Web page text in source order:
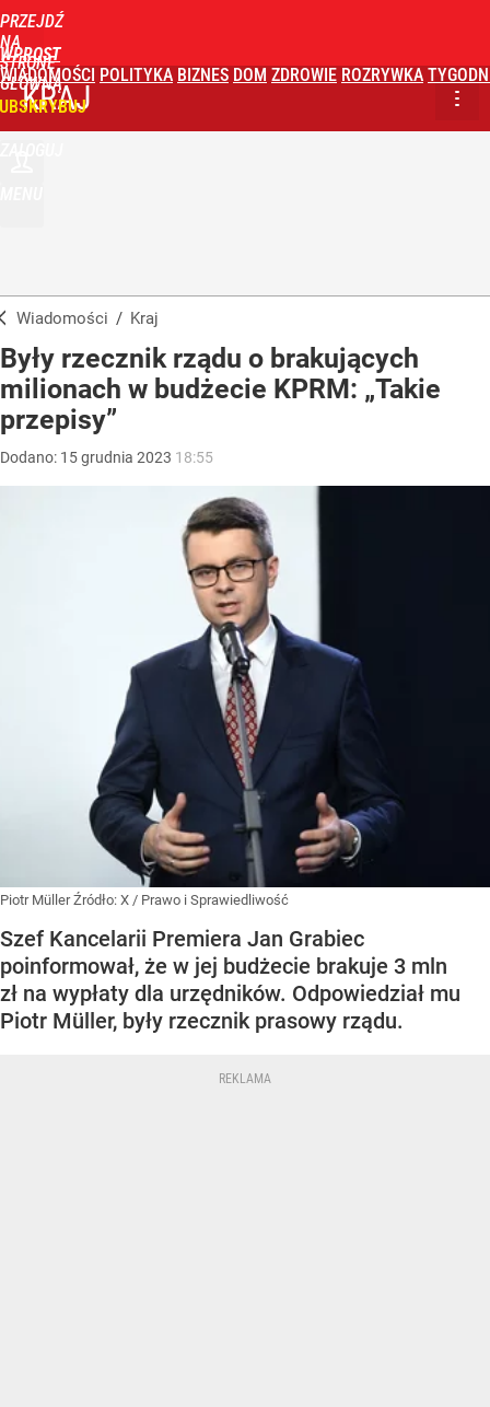
PRZEJDŹ
NA
STRONĘ
GŁÓWNĄ
WPROST
WIADOMOŚCI POLITYKA BIZNES DOM ZDROWIE ROZRYWKA
KRAJ
Wiadomości / Kraj
Były rzecznik rządu o brakujących
milionach w budżecie KPRM: „Takie
przepisy”
Dodano: 15grudnia 2023 18:55
Piotr MüllerŹródło: X / Prawo i Sprawiedliwość
Szef Kancelarii Premiera Jan Grabiec
poinformował, że w jej budżecie brakuje 3 mln
zł na wypłaty dla urzędników. Odpowiedział mu
Piotr Müller, były rzecznik prasowy rządu.